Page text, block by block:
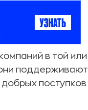
в той или
поддерживают
поступков